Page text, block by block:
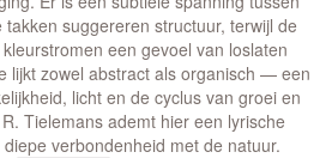
suggereren structuur, terwijl de
een gevoel van loslaten
lijkt zowel abstract als organisch — een
licht en de cyclus van groei en
Tielemans ademt hier een lyrische
verbondenheid met de natuur.